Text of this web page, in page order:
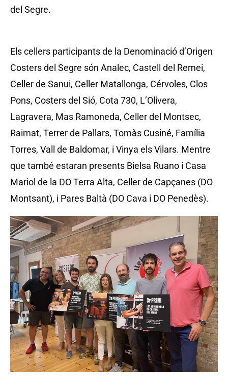
del Segre.
Els cellers participants de la Denominació d’Origen
Costers del Segre són Analec, Castell del Remei,
Celler de Sanui, Celler Matallonga, Cérvoles, Clos
Pons, Costers del Sió, Cota 730, L’Olivera,
Lagravera, Mas Ramoneda, Celler del Montsec,
Raimat, Terrer de Pallars, Tomàs Cusiné, Família
Torres, Vall de Baldomar, i Vinya els Vilars. Mentre
que també estaran presents Bielsa Ruano i Casa
Mariol de la DO Terra Alta, Celler de Capçanes (DO
Montsant), i Pares Baltà (DO Cava i DO Penedès).